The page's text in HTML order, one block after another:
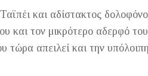
και αδίστακτος
και τον μικρότερο αδερφό
απειλεί και την υπόλοιπη